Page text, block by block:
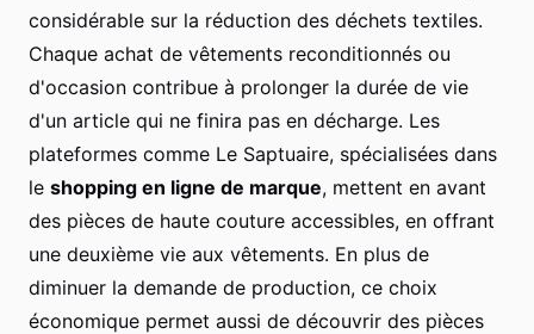
considérable sur la réduction des déchets textiles.
Chaque achat de vêtements reconditionnés ou
d'occasion contribue à prolonger la durée de vie
d'un article qui ne finira pas en décharge. Les
plateformes comme Le Saptuaire, spécialisées dans
le shopping en ligne de marque, mettent en avant
des pièces de haute couture accessibles, en offrant
une deuxième vie aux vêtements. En plus de
diminuer la demande de production, ce choix
économique permet aussi de découvrir des pièces